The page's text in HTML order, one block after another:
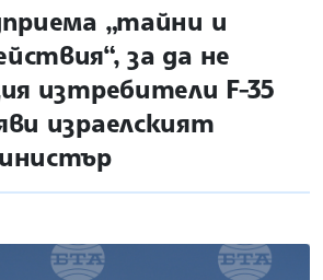
„тайни и
за да не
изтребители F-35
израелският